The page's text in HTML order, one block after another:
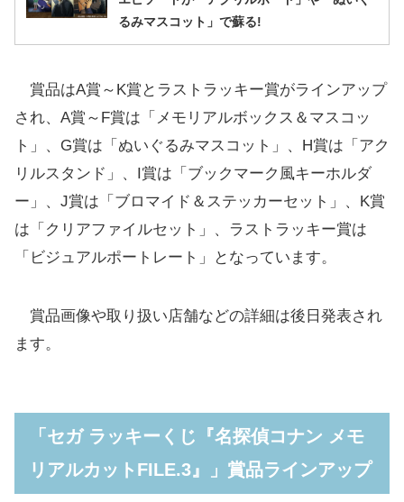
るみマスコット」で蘇る!
賞品はA賞～K賞とラストラッキー賞がラインアップ
され、A賞～F賞は「メモリアルボックス＆マスコッ
ト」、G賞は「ぬいぐるみマスコット」、H賞は「アク
リルスタンド」、I賞は「ブックマーク風キーホルダ
ー」、J賞は「ブロマイド＆ステッカーセット」、K賞
は「クリアファイルセット」、ラストラッキー賞は
「ビジュアルポートレート」となっています。
賞品画像や取り扱い店舗などの詳細は後日発表され
ます。
「セガ ラッキーくじ『名探偵コナン メモ
リアルカットFILE.3』」賞品ラインアップ